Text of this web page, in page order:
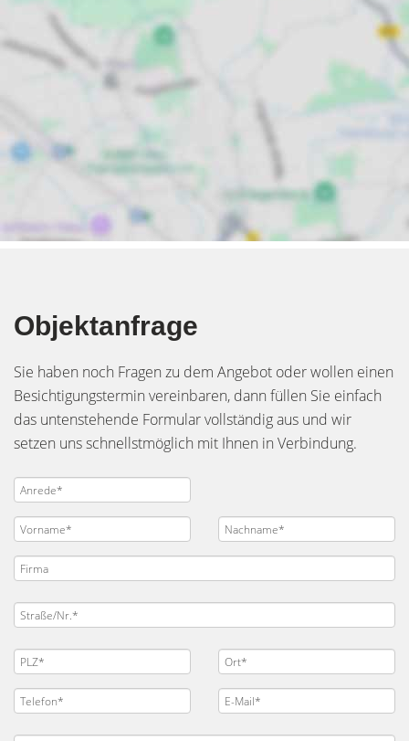
Objektanfrage
Sie haben noch Fragen zu dem Angebot oder wollen einen
Besichtigungstermin vereinbaren, dann füllen Sie einfach
das untenstehende Formular vollständig aus und wir
setzen uns schnellstmöglich mit Ihnen in Verbindung.